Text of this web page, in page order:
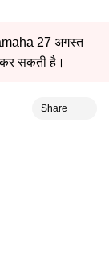
27 अगस्त
कर सकती है।
Share